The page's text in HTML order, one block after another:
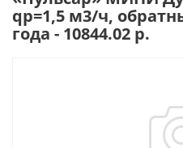
qp=1,5 м3/ч,
года - 10844.02 р.